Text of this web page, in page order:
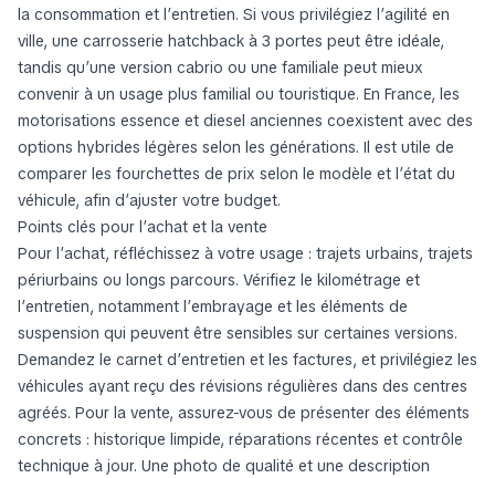
la consommation et l’entretien. Si vous privilégiez l’agilité en
ville, une carrosserie hatchback à 3 portes peut être idéale,
tandis qu’une version cabrio ou une familiale peut mieux
convenir à un usage plus familial ou touristique. En France, les
motorisations essence et diesel anciennes coexistent avec des
options hybrides légères selon les générations. Il est utile de
comparer les fourchettes de prix selon le modèle et l’état du
véhicule, afin d’ajuster votre budget.
Points clés pour l’achat et la vente
Pour l’achat, réfléchissez à votre usage : trajets urbains, trajets
périurbains ou longs parcours. Vérifiez le kilométrage et
l’entretien, notamment l’embrayage et les éléments de
suspension qui peuvent être sensibles sur certaines versions.
Demandez le carnet d’entretien et les factures, et privilégiez les
véhicules ayant reçu des révisions régulières dans des centres
agréés. Pour la vente, assurez-vous de présenter des éléments
concrets : historique limpide, réparations récentes et contrôle
technique à jour. Une photo de qualité et une description